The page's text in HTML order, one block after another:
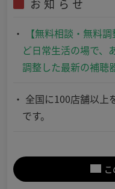
お知らせ
【無料相談・無料
ど日常生活の場で、
調整した最新の補聴
全国に100店舗以上
です。